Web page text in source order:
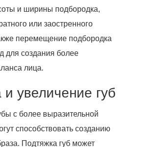
и ширины подбородка,
или заостренного
перемещение подбородка
для создания более
лица.
увеличение губ
с более выразительной
способствовать созданию
Подтяжка губ может